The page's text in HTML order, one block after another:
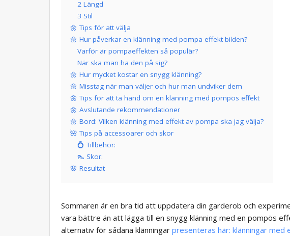
2 Längd
3 Stil
🌼 Tips för att välja
🌼 Hur påverkar en klänning med pompa effekt bilden?
Varför är pompaeffekten så populär?
När ska man ha den på sig?
🌼 Hur mycket kostar en snygg klänning?
🌼 Misstag när man väljer och hur man undviker dem
🌼 Tips för att ta hand om en klänning med pompös effekt
🌼 Avslutande rekommendationer
🌼 Bord: Vilken klänning med effekt av pompa ska jag välja?
🌺 Tips på accessoarer och skor
💍 Tillbehör:
👠 Skor:
🌸 Resultat
Sommaren är en bra tid att uppdatera din garderob och
vara bättre än att lägga till en snygg klänning med en pompös
alternativ för sådana klänningar presenteras här: klänningar